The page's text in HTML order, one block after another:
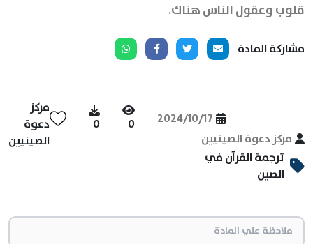
قلوب وعقول الناس هناك.
مشاركة المادة
مركز دعوة الصينيين
2024/10/17
0
0
مركز
دعوة
الصينيين
ترجمة القرآن في
الصين